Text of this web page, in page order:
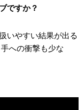
ですか？
いやすい結果が出る
への衝撃も少な